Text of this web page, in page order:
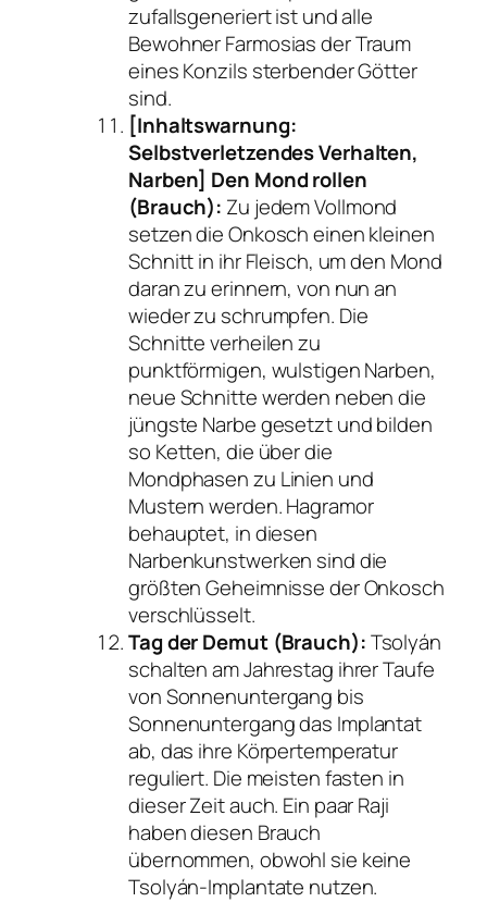
zufallsgeneriert ist und alle
Bewohner Farmosias der Traum
eines Konzils sterbender Götter
sind.
[Inhaltswarnung:
Selbstverletzendes Verhalten,
Narben] Den Mond rollen
(Brauch): Zu jedem Vollmond
setzen die Onkosch einen kleinen
Schnitt in ihr Fleisch, um den Mond
daran zu erinnern, von nun an
wieder zu schrumpfen. Die
Schnitte verheilen zu
punktförmigen, wulstigen Narben,
neue Schnitte werden neben die
jüngste Narbe gesetzt und bilden
so Ketten, die über die
Mondphasen zu Linien und
Mustern werden. Hagramor
behauptet, in diesen
Narbenkunstwerken sind die
größten Geheimnisse der Onkosch
verschlüsselt.
Tag der Demut (Brauch):Tsolyán
schalten am Jahrestag ihrer Taufe
von Sonnenuntergang bis
Sonnenuntergang das Implantat
ab, das ihre Körpertemperatur
reguliert. Die meisten fasten in
dieser Zeit auch. Ein paar Raji
haben diesen Brauch
übernommen, obwohl sie keine
Tsolyán-Implantate nutzen.